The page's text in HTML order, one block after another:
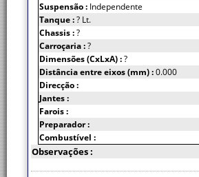
Suspensão : Independente
Tanque :? Lt.
Chassis :?
Carroçaria :?
Dimensões (CxLxA) :?
Distância entre eixos (mm) :0.000
Direcção :
Jantes :
Farois :
Preparador :
Combustível :
Observações :